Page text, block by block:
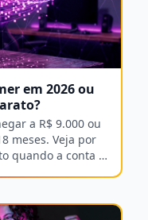
em 2026 ou
a R$ 9.000 ou
meses. Veja por
quando a conta é